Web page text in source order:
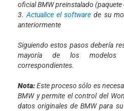
oficial BMW preinstalado
3.Actualice el software de su
anteriormente
Siguiendo estos pasos debería
mayoría de los modelos
correspondientes.
Nota:Este proceso sólo es
BMW y permite el control del
datos originales de BMW para